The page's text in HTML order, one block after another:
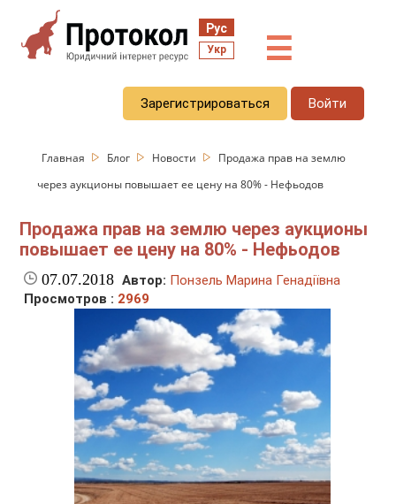
Рус
Укр ☰
Зарегистрироваться Войти
Главная Блог Новости
Продажа прав на землю
через аукционы повышает ее цену на 80% - Нефьодов
Продажа прав на землю через аукционы
повышает ее цену на 80% - Нефьодов
07.07.2018 Автор: Понзель Марина Генадіївна
Просмотров : 2969